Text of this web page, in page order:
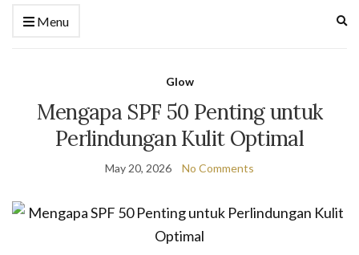
Menu
Glow
Mengapa SPF 50 Penting untuk
Perlindungan Kulit Optimal
May 20, 2026 No Comments